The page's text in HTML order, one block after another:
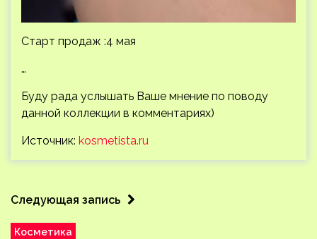
Старт продаж :4 мая
…
Буду рада услышать Ваше мнение по поводу
данной коллекции в комментариях)
Источник: kosmetista.ru
Следующая запись
Косметика